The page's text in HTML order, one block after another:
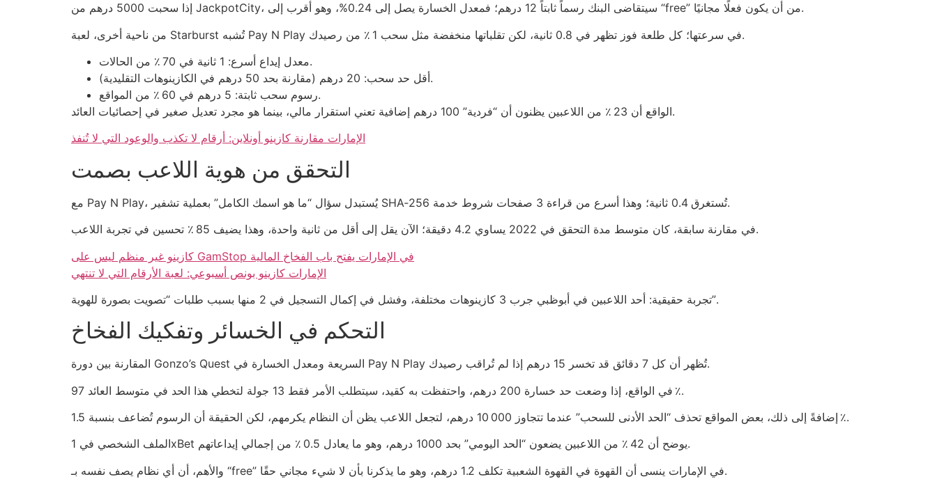
إذا سحبت 5000 درهم من JackpotCity، سيتقاضى البنك رسماً ثابتاً 12 درهم؛ فمعدل الخسارة يصل إلى 0.24%، وهو أقرب إلى “free” من أن يكون فعلًا مجانيًا.
من ناحية أخرى، لعبة Starburst تُشبه Pay N Play في سرعتها؛ كل طلعة فوز تظهر في 0.8 ثانية، لكن تقلباتها منخفضة مثل سحب 1 ٪ من رصيدك.
معدل إيداع أسرع: 1 ثانية في 70 ٪ من الحالات.
أقل حد سحب: 20 درهم (مقارنة بحد 50 درهم في الكازينوهات التقليدية).
رسوم سحب ثابتة: 5 درهم في 60 ٪ من المواقع.
الواقع أن 23 ٪ من اللاعبين يظنون أن “فردية” 100 درهم إضافية تعني استقرار مالي، بينما هو مجرد تعديل صغير في إحصائيات العائد.
الإمارات مقارنة كازينو أونلاين: أرقام لا تكذب والوعود التي لا تُنفذ
التحقق من هوية اللاعب بصمت
مع Pay N Play، يُستبدل سؤال “ما هو اسمك الكامل” بعملية تشفير SHA‑256 تُستغرق 0.4 ثانية؛ وهذا أسرع من قراءة 3 صفحات شروط خدمة.
في مقارنة سابقة، كان متوسط مدة التحقق في 2022 يساوي 4.2 دقيقة؛ الآن يقل إلى أقل من ثانية واحدة، وهذا يضيف 85 ٪ تحسين في تجربة اللاعب.
كازينو غير منظم ليس على GamStop في الإمارات يفتح باب الفخاخ المالية
الإمارات كازينو بونص أسبوعي: لعبة الأرقام التي لا تنتهي
تجربة حقيقية: أحد اللاعبين في أبوظبي جرب 3 كازينوهات مختلفة، وفشل في إكمال التسجيل في 2 منها بسبب طلبات “تصويت بصورة للهوية”.
التحكم في الخسائر وتفكيك الفخاخ
المقارنة بين دورة Gonzo’s Quest السريعة ومعدل الخسارة في Pay N Play تُظهر أن كل 7 دقائق قد تخسر 15 درهم إذا لم تُراقب رصيدك.
في الواقع، إذا وضعت حد خسارة 200 درهم، واحتفظت به كقيد، سيتطلب الأمر فقط 13 جولة لتخطي هذا الحد في متوسط العائد 97 ٪.
إضافةً إلى ذلك، بعض المواقع تحذف “الحد الأدنى للسحب” عندما تتجاوز 10 000 درهم، لتجعل اللاعب يظن أن النظام يكرمهم، لكن الحقيقة أن الرسوم تُضاعف بنسبة 1.5 ٪.
الملف الشخصي في 1xBet يوضح أن 42 ٪ من اللاعبين يضعون “الحد اليومي” بحد 1000 درهم، وهو ما يعادل 0.5 ٪ من إجمالي إيداعاتهم.
والأهم، أن أي نظام يصف نفسه بـ “free” في الإمارات ينسى أن القهوة في القهوة الشعبية تكلف 1.2 درهم، وهو ما يذكرنا بأن لا شيء مجاني حقًا.